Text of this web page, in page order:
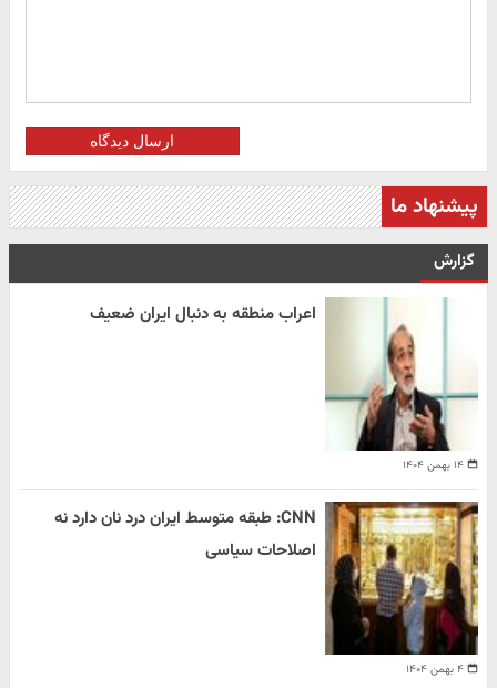
ارسال دیدگاه
پیشنهاد ما
گزارش
۱۴ بهمن ۱۴۰۴
اعراب منطقه به دنبال ایران ضعیف
۴ بهمن ۱۴۰۴
CNN: طبقه متوسط ایران درد نان دارد نه
اصلاحات سیاسی